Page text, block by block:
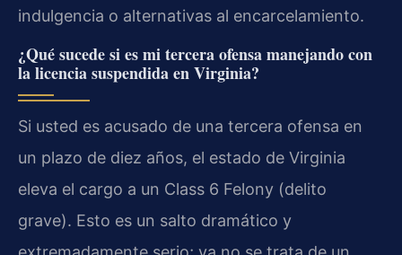
indulgencia o alternativas al encarcelamiento.
¿Qué sucede si es mi tercera ofensa manejando con
la licencia suspendida en Virginia?
Si usted es acusado de una tercera ofensa en
un plazo de diez años, el estado de Virginia
eleva el cargo a un Class 6 Felony (delito
grave). Esto es un salto dramático y